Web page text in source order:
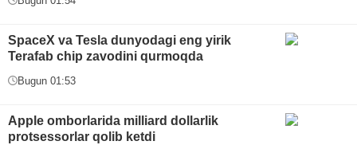
SpaceX va Tesla dunyodagi eng yirik
Terafab chip zavodini qurmoqda
Bugun 01:53
Apple omborlarida milliard dollarlik
protsessorlar qolib ketdi